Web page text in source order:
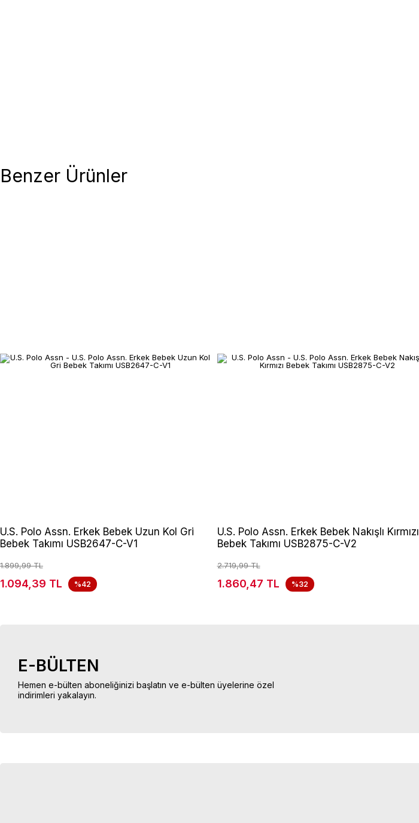
Benzer Ürünler
U.S. Polo Assn. Erkek Bebek Uzun Kol Gri
Bebek Takımı USB2647-C-V1
1.899,99 TL
1.094,39 TL %42
U.S. Polo Assn. Erkek Bebek Nakışlı Kırmızı
Bebek Takımı USB2875-C-V2
2.719,99 TL
1.860,47 TL %32
E-BÜLTEN
Hemen e-bülten aboneliğinizi başlatın ve e-bülten üyelerine özel
indirimleri yakalayın.